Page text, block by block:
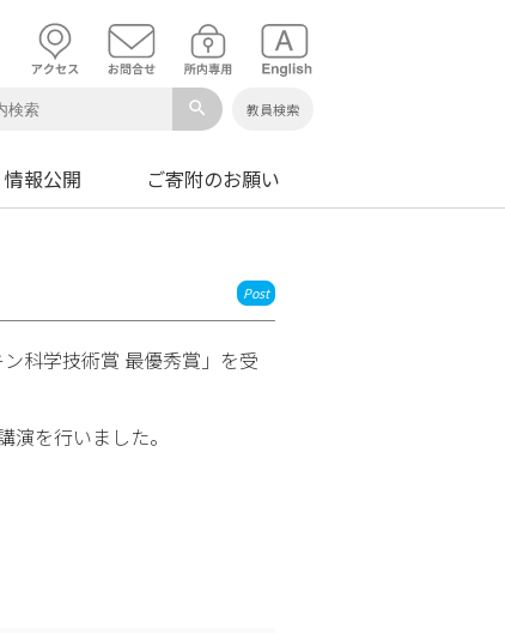
search 教員検索
情報公開 ご寄附のお願い
Post
科学技術賞 最優秀賞」を受
を行いました。